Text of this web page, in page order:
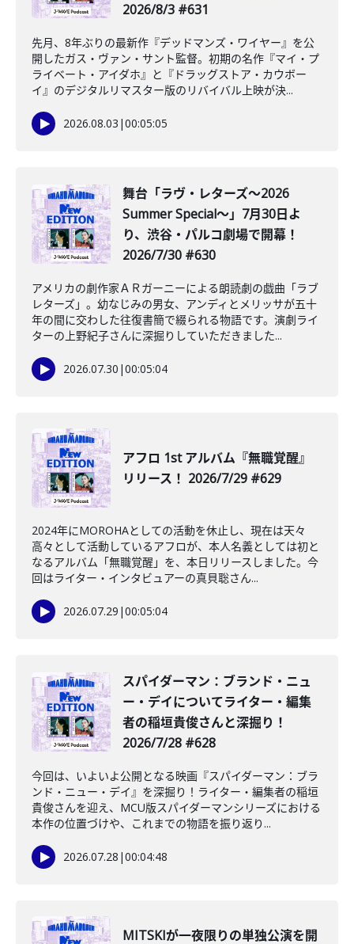
2026/8/3 #631
先月、8年ぶりの最新作『デッドマンズ・ワイヤー』を公
開したガス・ヴァン・サント監督。初期の名作『マイ・プ
ライベート・アイダホ』と『ドラッグストア・カウボー
イ』のデジタルリマスター版のリバイバル上映が決...
2026.08.03 |00:05:05
舞台「ラヴ・レターズ～2026
Summer Special～」7月30日よ
り、渋谷・パルコ劇場で開幕！
2026/7/30 #630
アメリカの劇作家ＡＲガーニーによる朗読劇の戯曲「ラブ
レターズ」。幼なじみの男女、アンディとメリッサが五十
年の間に交わした往復書簡で綴られる物語です。演劇ライ
ターの上野紀子さんに深掘りしていただきました...
2026.07.30 |00:05:04
アフロ 1st アルバム『無職覚醒』
リリース！ 2026/7/29 #629
2024年にMOROHAとしての活動を休止し、現在は天々
高々として活動しているアフロが、本人名義としては初と
なるアルバム「無職覚醒」を、本日リリースしました。今
回はライター・インタビュアーの真貝聡さん...
2026.07.29 |00:05:04
️スパイダーマン：ブランド・ニュ
ー・デイについてライター・編集
者の稲垣貴俊さんと深掘り！
2026/7/28 #628
今回は、いよいよ公開となる映画『スパイダーマン：ブラ
ンド・ニュー・デイ』を深掘り！ライター・編集者の稲垣
貴俊さんを迎え、MCU版スパイダーマンシリーズにおける
本作の位置づけや、これまでの物語を振り返り...
2026.07.28 |00:04:48
MITSKIが一夜限りの単独公演を開